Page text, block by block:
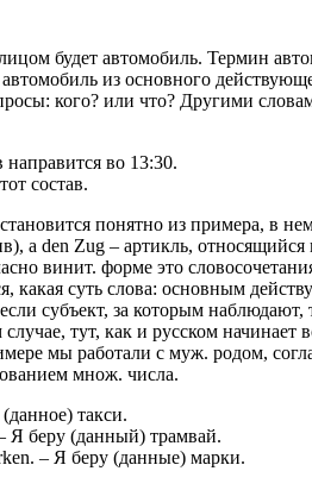
будет автомобиль. Термин
из основного
кого? или что? Другими
во 13:30.
состав.
понятно из примера, в
а den Zug – артикль,
винит. форме это
какая суть слова: основным
субъект, за которым
тут, как и русском
мы работали с муж. родом,
множ. числа.
такси.
Я беру (данный) трамвай.
– Я беру (данные) марки.